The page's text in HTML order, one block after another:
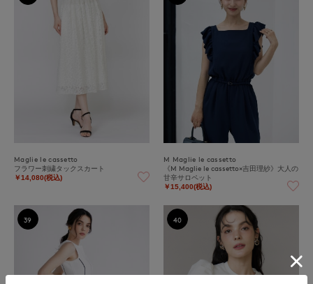
Maglie le cassetto
フラワー刺繍タックスカート
￥14,080(税込)
M Maglie le cassetto
《M Maglie le cassetto×吉田理紗》大人の
甘辛サロペット
￥15,400(税込)
39 40